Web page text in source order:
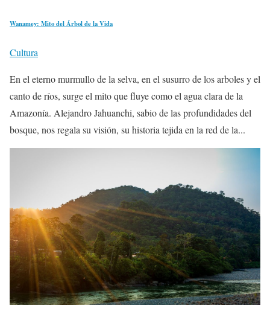
Wanamey: Mito del Árbol de la Vida
Cultura
En el eterno murmullo de la selva, en el susurro de los arboles y el
canto de ríos, surge el mito que fluye como el agua clara de la
Amazonía. Alejandro Jahuanchi, sabio de las profundidades del
bosque, nos regala su visión, su historia tejida en la red de la...